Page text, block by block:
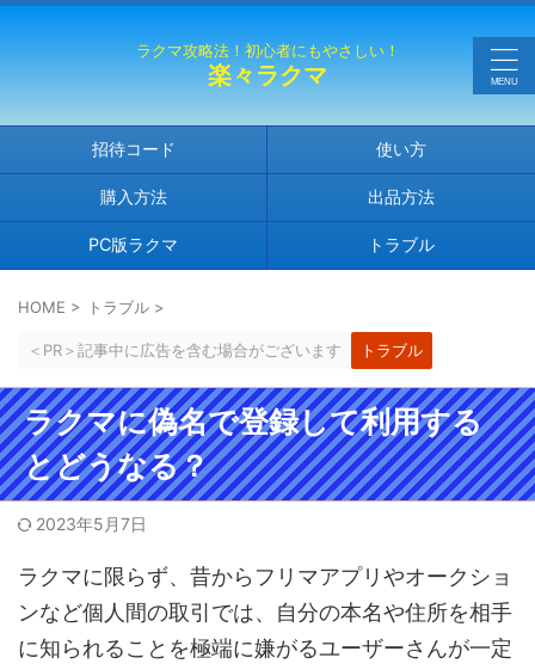
ラクマ攻略法！初心者にもやさしい！
楽々ラクマ
招待コード 使い方
購入方法 出品方法
PC版ラクマ トラブル
HOME > トラブル >
＜PR＞記事中に広告を含む場合がございます トラブル
ラクマに偽名で登録して利用する
とどうなる？
2023年5月7日
ラクマに限らず、昔からフリマアプリやオークショ
ンなど個人間の取引では、自分の本名や住所を相手
に知られることを極端に嫌がるユーザーさんが一定